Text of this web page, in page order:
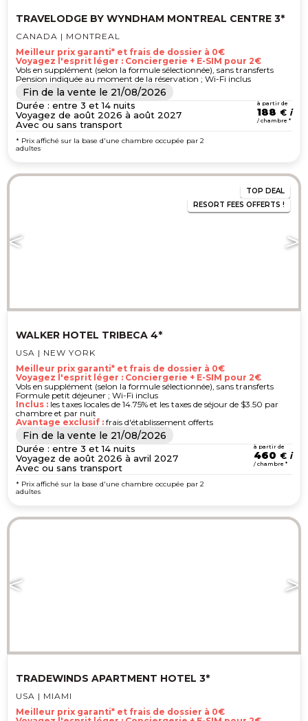
TRAVELODGE BY WYNDHAM MONTREAL CENTRE 3*
CANADA | MONTREAL
Meilleur prix garanti* et frais de dossier à 0€
Voyagez l'esprit léger : Conciergerie + E-SIM pour 2€
Vols en supplément (selon la formule sélectionnée), sans transferts
Pension indiquée au moment de la réservation ; Wi-Fi inclus
Fin de la vente le 21/08/2026
Durée : entre 3 et 14 nuits
Voyagez de août 2026 à août 2027
Avec ou sans transport
à partir de
188 €
/ chambre *
* Prix affiché sur la base d'une chambre occupée par 2
adultes
TOP DEAL
RESORT FEES OFFERTS !
WALKER HOTEL TRIBECA 4*
USA | NEW YORK
Meilleur prix garanti* et frais de dossier à 0€
Voyagez l'esprit léger : Conciergerie + E-SIM pour 2€
Vols en supplément (selon la formule sélectionnée), sans transferts
Formule petit déjeuner ; Wi-Fi inclus
Inclus : les taxes locales de 14.75% et les taxes de séjour de $3.50 par
chambre et par nuit
Avantage exclusif : frais d'établissement offerts
Fin de la vente le 21/08/2026
Durée : entre 3 et 14 nuits
Voyagez de août 2026 à avril 2027
Avec ou sans transport
à partir de
460 €
/ chambre *
* Prix affiché sur la base d'une chambre occupée par 2
adultes
TRADEWINDS APARTMENT HOTEL 3*
USA | MIAMI
Meilleur prix garanti* et frais de dossier à 0€